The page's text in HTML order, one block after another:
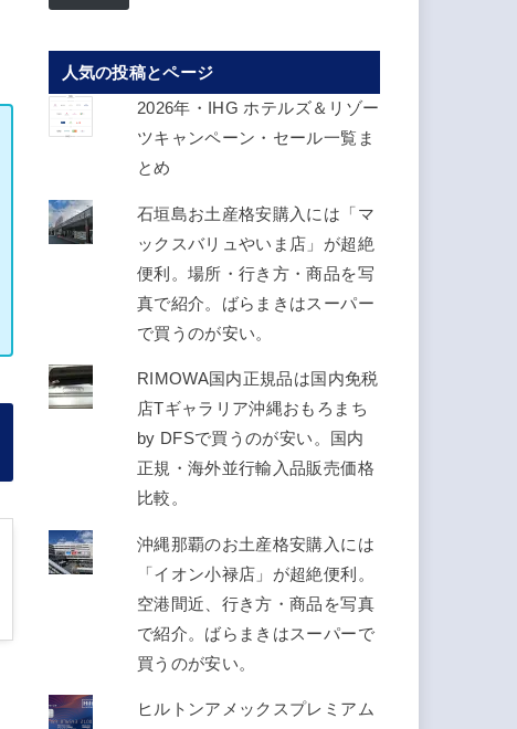
レ
ス
を
入
て
く
人気の投稿とページ
2026年・IHG ホテルズ＆リゾー
ツキャンペーン・セール一覧ま
とめ
石垣島お土産格安購入には「マ
ックスバリュやいま店」が超絶
便利。場所・行き方・商品を写
真で紹介。ばらまきはスーパー
で買うのが安い。
RIMOWA国内正規品は国内免税
店Tギャラリア沖縄おもろまち
by DFSで買うのが安い。国内
正規・海外並行輸入品販売価格
比較。
沖縄那覇のお土産格安購入には
「イオン小禄店」が超絶便利。
空港間近、行き方・商品を写真
で紹介。ばらまきはスーパーで
買うのが安い。
ヒルトンアメックスプレミアム